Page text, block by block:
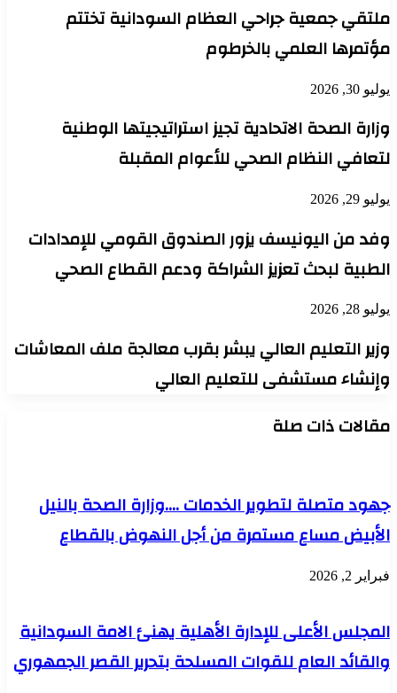
ملتقي جمعية جراحي العظام السودانية تختتم
مؤتمرها العلمي بالخرطوم
يوليو 30, 2026
وزارة الصحة الاتحادية تجيز استراتيجيتها الوطنية
لتعافي النظام الصحي للأعوام المقبلة
يوليو 29, 2026
وفد من اليونيسف يزور الصندوق القومي للإمدادات
الطبية لبحث تعزيز الشراكة ودعم القطاع الصحي
يوليو 28, 2026
وزير التعليم العالي يبشر بقرب معالجة ملف المعاشات
وإنشاء مستشفى للتعليم العالي
مقالات ذات صلة
جهود متصلة لتطوير الخدمات ….وزارة الصحة بالنيل
الأبيض مساع مستمرة من أجل النهوض بالقطاع
فبراير 2, 2026
المجلس الأعلى للإدارة الأهلية يهنئ الامة السودانية
والقائد العام للقوات المسلحة بتحرير القصر الجمهوري